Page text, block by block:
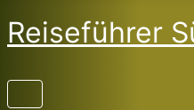
Reiseführer